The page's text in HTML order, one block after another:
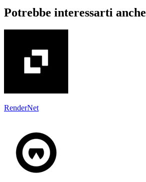
Potrebbe interessarti anche
RenderNet